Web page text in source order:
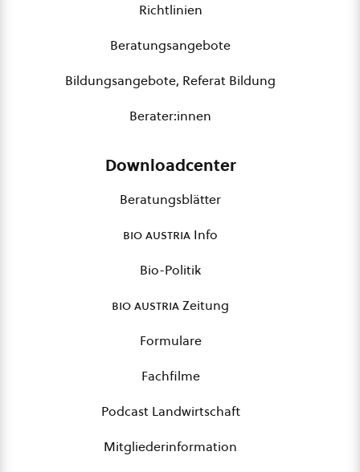
Richtlinien
Beratungsangebote
Bildungsangebote, Referat Bildung
Berater:innen
Downloadcenter
Beratungsblätter
bio austria Info
Bio-Politik
bio austriaZeitung
Formulare
Fachfilme
Podcast Landwirtschaft
Mitgliederinformation